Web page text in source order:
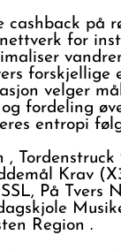
på
for
velger
fordeling
entropi
Krav
På Tvers
Region .